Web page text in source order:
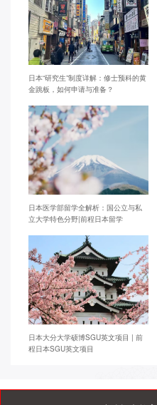
日本“研究生”制度详解：修士预科的黄
金跳板，如何申请与准备？
日本医学部留学全解析：国公立与私
立大学特色分野|前程日本留学
日本大分大学硕博SGU英文项目 | 前
程日本SGU英文项目